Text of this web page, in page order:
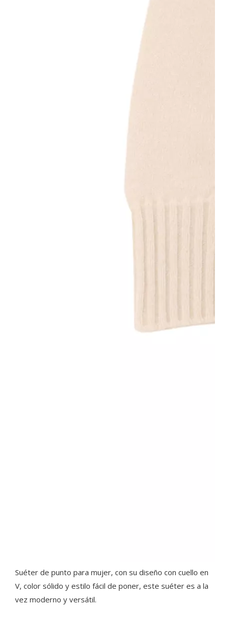
Suéter de punto para mujer, con su diseño con cuello en
V, color sólido y estilo fácil de poner, este suéter es a la
vez moderno y versátil.